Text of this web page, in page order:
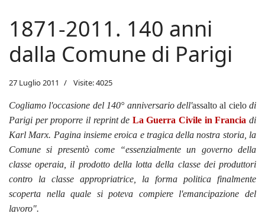
1871-2011. 140 anni
dalla Comune di Parigi
27 Luglio 2011 Visite: 4025
Cogliamo l'occasione del 140° anniversario dell'assalto al cielodi
Parigi per proporre il reprint de La Guerra Civile in Francia di
Karl Marx. Pagina insieme eroica e tragica della nostra storia, la
Comune si presentò come “essenzialmente un governo della
classe operaia, il prodotto della lotta della classe dei produttori
contro la classe appropriatrice, la forma politica finalmente
scoperta nella quale si poteva compiere l'emancipazione del
lavoro".